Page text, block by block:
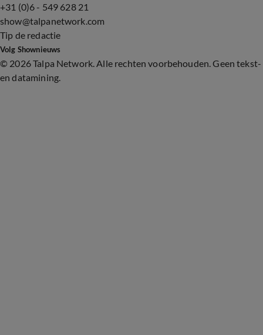
+31 (0)6 - 549 628 21
show@talpanetwork.com
Tip de redactie
Volg Shownieuws
© 2026 Talpa Network. Alle rechten voorbehouden. Geen tekst-
en datamining.